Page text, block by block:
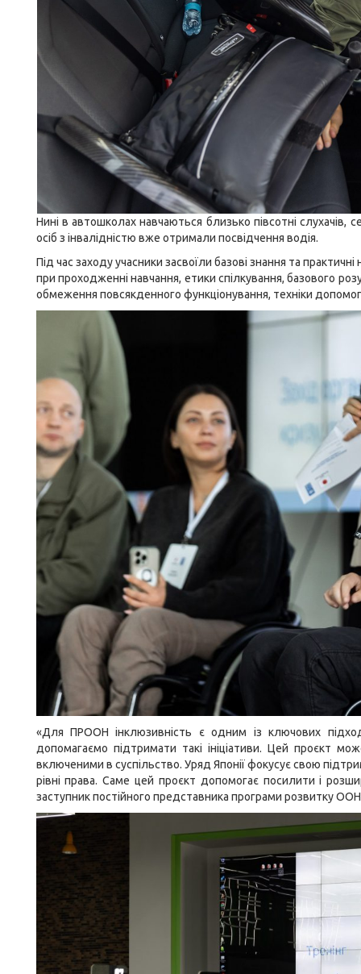
Нині в автошколах навчаються близько півсотні слухачів,
осіб з інвалідністю вже отримали посвідчення водія.
Під час заходу учасники засвоїли базові знання та
при проходженні навчання, етики спілкування, базового
обмеження повсякденного функціонування, техніки
«Для ПРООН інклюзивність є одним із ключових
допомагаємо підтримати такі ініціативи. Цей проєкт
включеними в суспільство. Уряд Японії фокусує свою
рівні права. Саме цей проєкт допомогає посилити і
заступник постійного представника програми розвитку ООН